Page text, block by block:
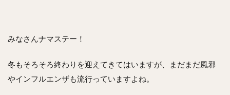
みなさんナマステー！
冬もそろそろ終わりを迎えてきてはいますが、まだまだ風邪
やインフルエンザも流行っていますよね。